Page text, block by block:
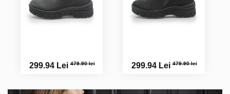
299.94 Lei479.90 lei 299.94 Lei479.90 lei